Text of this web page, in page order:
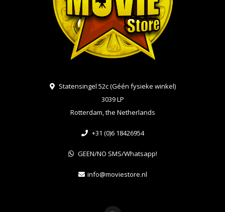
Statensingel 52c (Géén fysieke winkel)
3039 LP
Rotterdam, the Netherlands
+31 (0)6 18426954
GEEN/NO SMS/Whatsapp!
info@moviestore.nl